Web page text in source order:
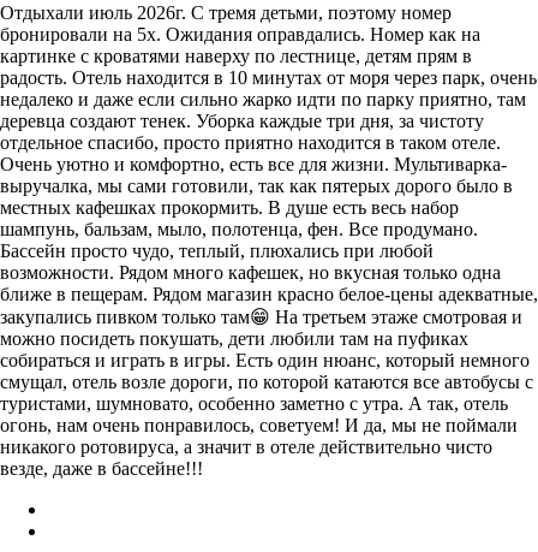
Отдыхали июль 2026г. С тремя детьми, поэтому номер
бронировали на 5х. Ожидания оправдались. Номер как на
картинке с кроватями наверху по лестнице, детям прям в
радость. Отель находится в 10 минутах от моря через парк, очень
недалеко и даже если сильно жарко идти по парку приятно, там
деревца создают тенек. Уборка каждые три дня, за чистоту
отдельное спасибо, просто приятно находится в таком отеле.
Очень уютно и комфортно, есть все для жизни. Мультиварка-
выручалка, мы сами готовили, так как пятерых дорого было в
местных кафешках прокормить. В душе есть весь набор
шампунь, бальзам, мыло, полотенца, фен. Все продумано.
Бассейн просто чудо, теплый, плюхались при любой
возможности. Рядом много кафешек, но вкусная только одна
ближе в пещерам. Рядом магазин красно белое-цены адекватные,
закупались пивком только там😁 На третьем этаже смотровая и
можно посидеть покушать, дети любили там на пуфиках
собираться и играть в игры. Есть один нюанс, который немного
смущал, отель возле дороги, по которой катаются все автобусы с
туристами, шумновато, особенно заметно с утра. А так, отель
огонь, нам очень понравилось, советуем! И да, мы не поймали
никакого ротовируса, а значит в отеле действительно чисто
везде, даже в бассейне!!!